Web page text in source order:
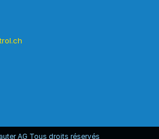
AG Tous droits réservés